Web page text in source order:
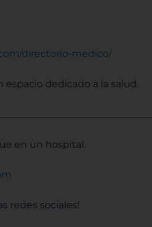
directorio-medico/
dedicado a la salud.
en un hospital.
redes sociales!